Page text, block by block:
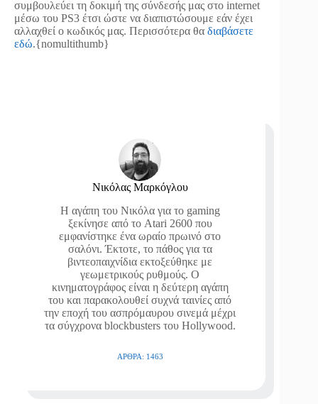
συμβουλεύει τη δοκιμή της σύνδεσής μας στο internet
μέσω του PS3 έτσι ώστε να διαπιστώσουμε εάν έχει
αλλαχθεί ο κωδικός μας. Περισσότερα θα διαβάσετε
εδώ.{nomultithumb}
Νικόλας Μαρκόγλου
Η αγάπη του Νικόλα για το gaming
ξεκίνησε από το Atari 2600 που
εμφανίστηκε ένα ωραίο πρωινό στο
σαλόνι. Έκτοτε, το πάθος για τα
βιντεοπαιχνίδια εκτοξεύθηκε με
γεωμετρικούς ρυθμούς. Ο
κινηματογράφος είναι η δεύτερη αγάπη
του και παρακολουθεί συχνά ταινίες από
την εποχή του ασπρόμαυρου σινεμά μέχρι
τα σύγχρονα blockbusters του Hollywood.
ΆΡΘΡΑ: 1463